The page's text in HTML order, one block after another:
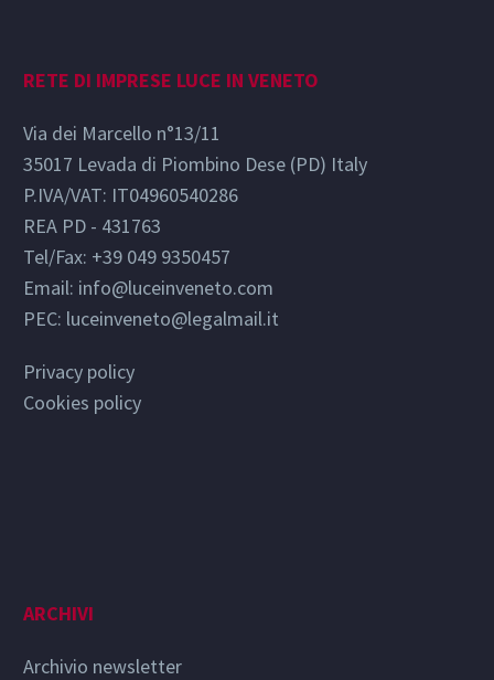
RETE DI IMPRESE LUCE IN VENETO
Via dei Marcello n°13/11
35017 Levada di Piombino Dese (PD) Italy
P.IVA/VAT: IT04960540286
REA PD - 431763
Tel/Fax: +39 049 9350457
Email: info@luceinveneto.com
PEC: luceinveneto@legalmail.it
Privacy policy
Cookies policy
ARCHIVI
Archivio newsletter